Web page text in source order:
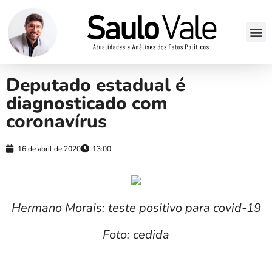
Deputado estadual é
diagnosticado com
coronavírus
16 de abril de 2020 13:00
Hermano Morais: teste positivo para covid-19
Foto: cedida